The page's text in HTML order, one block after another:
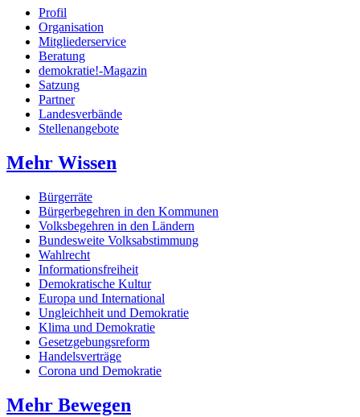
Profil
Organisation
Mitgliederservice
Beratung
demokratie!-Magazin
Satzung
Partner
Landesverbände
Stellenangebote
Mehr Wissen
Bürgerräte
Bürgerbegehren in den Kommunen
Volksbegehren in den Ländern
Bundesweite Volksabstimmung
Wahlrecht
Informationsfreiheit
Demokratische Kultur
Europa und International
Ungleichheit und Demokratie
Klima und Demokratie
Gesetzgebungsreform
Handelsverträge
Corona und Demokratie
Mehr Bewegen